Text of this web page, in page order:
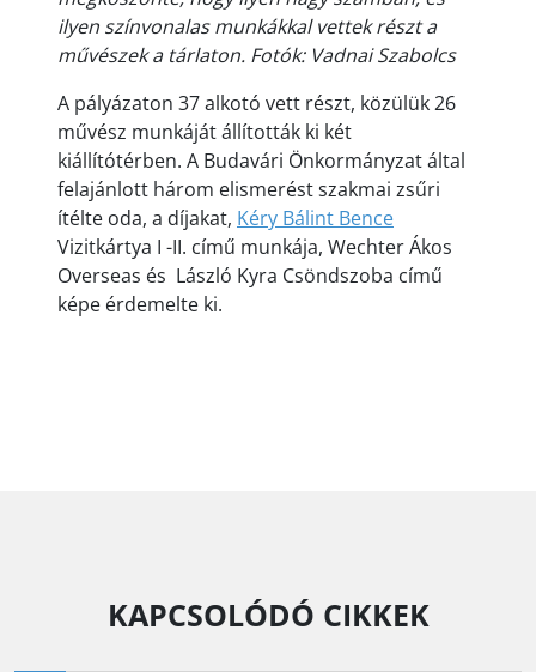
ilyen színvonalas munkákkal vettek részt a
művészek a tárlaton. Fotók: Vadnai Szabolcs
A pályázaton 37 alkotó vett részt, közülük 26
művész munkáját állították ki két
kiállítótérben. A Budavári Önkormányzat által
felajánlott három elismerést szakmai zsűri
ítélte oda, a díjakat, Kéry Bálint Bence
Vizitkártya I -II. című munkája, Wechter Ákos
Overseas és László Kyra Csöndszoba című
képe érdemelte ki.
KAPCSOLÓDÓ CIKKEK